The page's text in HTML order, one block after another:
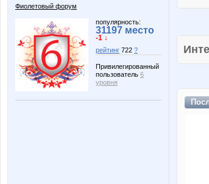
Фиолетовый форум
популярность:
31197 место
-1 ↓
рейтинг 722 ?
Привилегированный
пользователь 6
уровня